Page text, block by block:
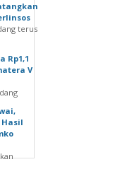
terus
Rp1,1
V